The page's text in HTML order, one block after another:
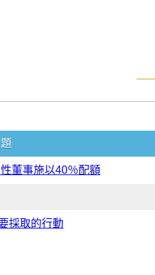
董事施以40％配額
採取的行動